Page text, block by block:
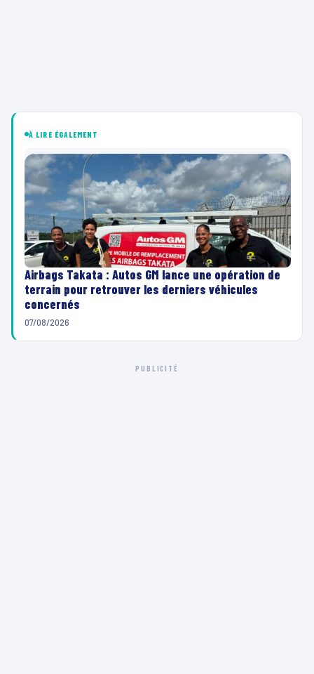
À LIRE ÉGALEMENT
Airbags Takata : Autos GM lance une opération de
terrain pour retrouver les derniers véhicules
concernés
07/08/2026
PUBLICITÉ